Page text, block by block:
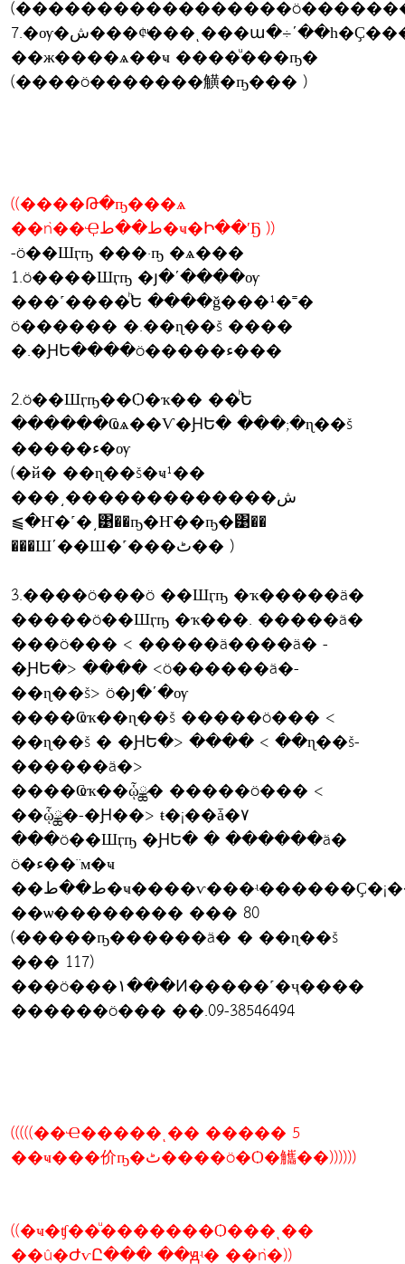
7.�ѹ�ش���¢ͧ���ͺ���ա�÷ʹ��һ�Ҫ���˹��ʧ��
��ж����ѧ��ҹ ����ͧ���ҧ�
(����ö�������觵�ҧ��� )
((����Թ�ҧ���ѧ
��ǹ��Ҿط��ط�ҹ�Ի��ʹҔ ))
-ö��Шӷҧ ���·ҧ �ѧ���
1.ö����Шӷҧ �յ�ʹ����ѹ
���˹����ͪԵ ����ǧ���¹�˭�
ö������ �.��ɳ��š ����
�.�ԨԵ����ö�����ء���
2.ö��Шӷҧ��Ѻ�ҡ�� ��ͪԵ
������Ҩѧ��Ѵ�ԨԵ� ���;�ɳ��š
�����ء�ѹ
(�й� ��ɳ��š�ҹ¹��
���͵�������������ش
⫹�Ҥ�˹�͵͹��ҧ�Ҥ��ҧ�͹��
���Шʹ��Ш�˹���ٹ�� )
3.����ö���ö ��Шӷҧ �ҡ�����ä�
�����ö��Шӷҧ �ҡ���. �����ä�
���ö��� < �����ä����ä� -
�ԨԵ�> ���� <ö������ä�-
��ɳ��š> ö�յ�ʹ�ѹ
����Ҩҡ��ɳ��š �����ö��� <
��ɳ��š � �ԨԵ�> ���� < ��ɳ��š-
������ä�>
����Ҩҡ��ᾧྪ� �����ö��� <
��ᾧྪ�-�Ԩ��> ŧ�¡��ǡ�٧
���ö��Шӷҧ �ԨԵ� � ������ä�
ö�ء��¨м�ҹ
��ط��ط�ҹ����ѵ���ʵ������Ҫ�¡��ǔ
��ѡ�������� ��� 80
(�����ҧ������ä� � ��ɳ��š
��� 117)
���ö���١���Ͷ�����˹�ҷ����
������ö��� ��.09-38546494
(((((��Ҽ�����ͺ�� ����� 5
��ҹ���价ҧ�ٹ����ö�Ѻ�觿��))))))
((�ҹ�ʧ��ͧ�������Ѻ���ͺ��
��û�ԺѵԸ��� ��ԭʵ� ��ǹ�))